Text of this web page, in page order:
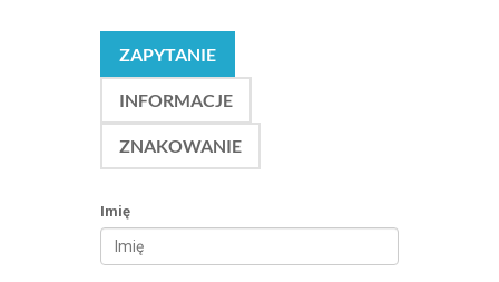
ZAPYTANIE
INFORMACJE
ZNAKOWANIE
Imię